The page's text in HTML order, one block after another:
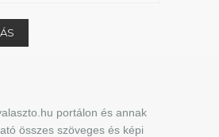
portálon és annak
összes szöveges és képi